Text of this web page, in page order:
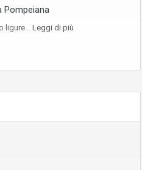
Pompeiana
ligure… Leggi di più